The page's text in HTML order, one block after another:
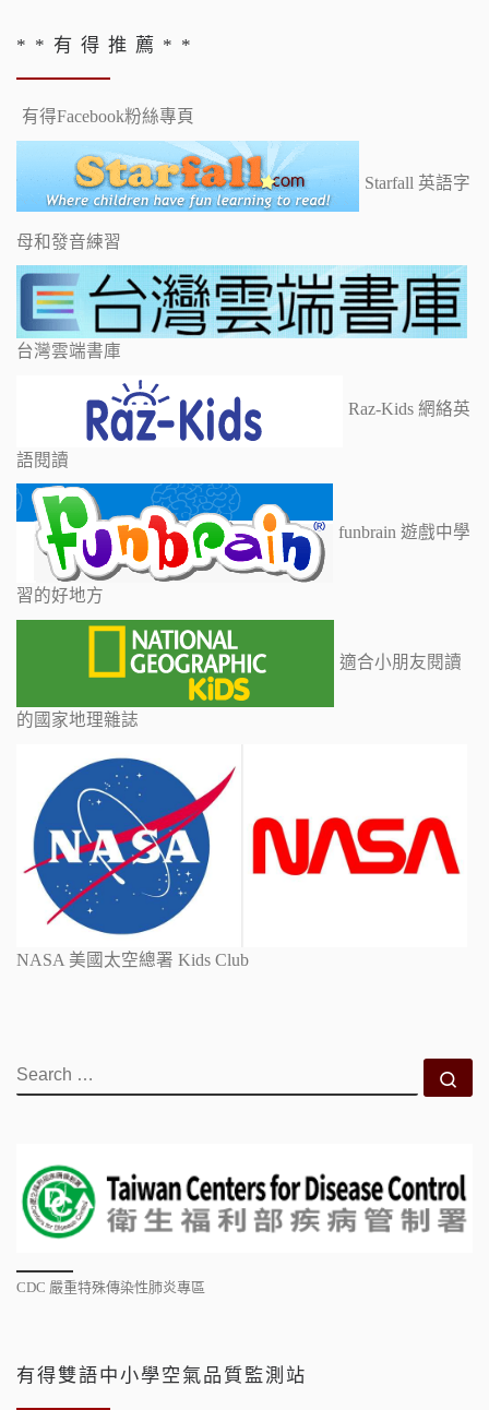
* * 有 得 推 薦 * *
有得Facebook粉絲專頁
Starfall 英語字
母和發音練習
台灣雲端書庫
Raz-Kids 網絡英
語閱讀
funbrain 遊戲中學
習的好地方
適合小朋友閱讀
的國家地理雜誌
NASA 美國太空總署 Kids Club
SEARCH
CDC 嚴重特殊傳染性肺炎專區
有得雙語中小學空氣品質監測站